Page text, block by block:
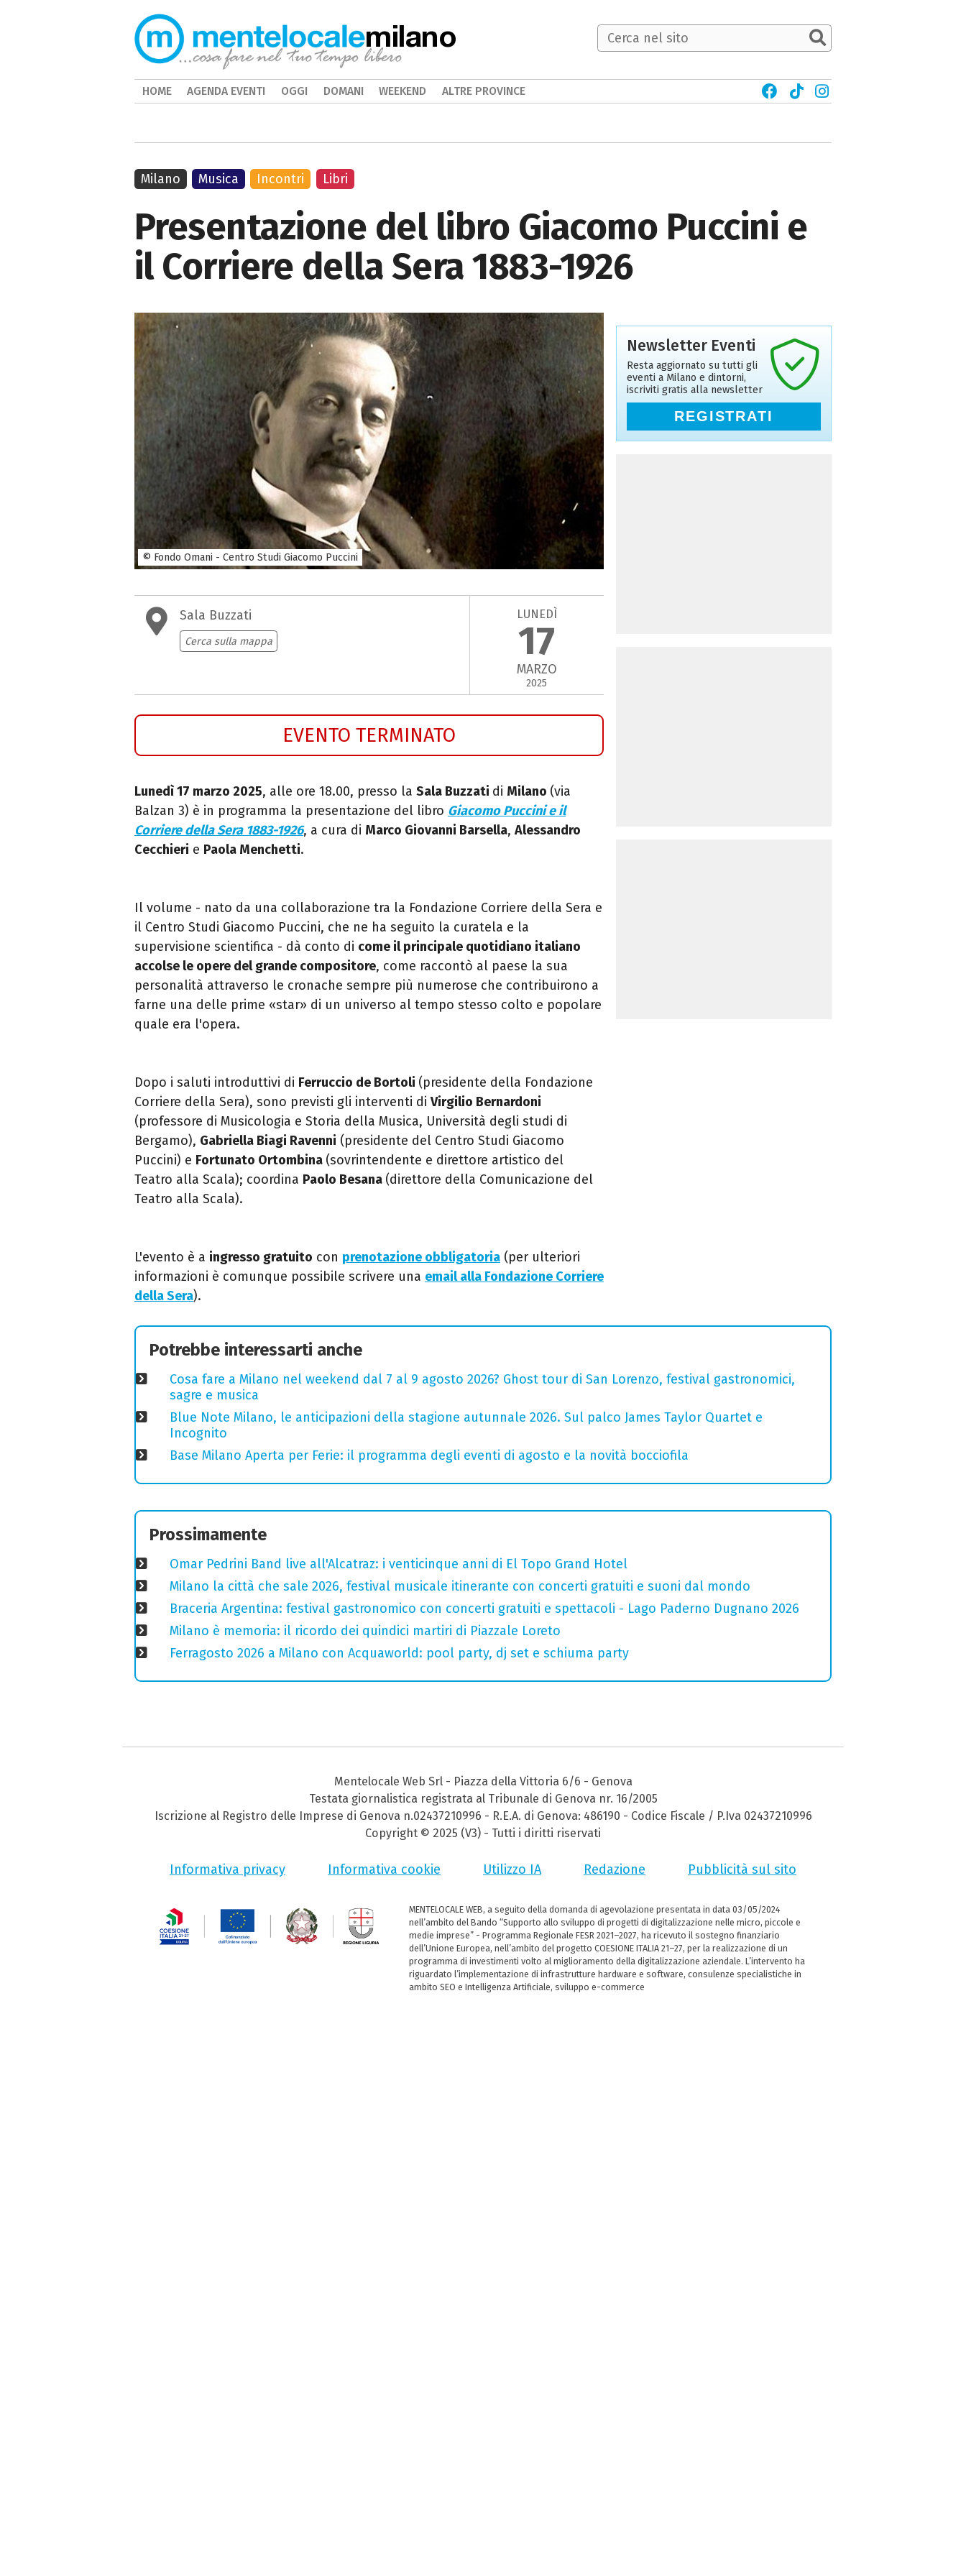
Presentazione del libro Giacomo Puccini e
il Corriere della Sera 1883-1926
© Fondo Omani - Centro Studi Giacomo Puccini
Sala Buzzati
Cerca sulla mappa
LUNEDÌ
17
MARZO
2025
EVENTO TERMINATO
Lunedì 17 marzo 2025, alle ore 18.00, presso la Sala Buzzati di Milano (via
Balzan 3) è in programma la presentazione del libro Giacomo Puccini e il
Corriere della Sera 1883-1926, a cura di Marco Giovanni Barsella, Alessandro
Cecchieri e Paola Menchetti.
Il volume - nato da una collaborazione tra la Fondazione Corriere della Sera e
il Centro Studi Giacomo Puccini, che ne ha seguito la curatela e la
supervisione scientifica - dà conto di come il principale quotidiano italiano
accolse le opere del grande compositore, come raccontò al paese la sua
personalità attraverso le cronache sempre più numerose che contribuirono a
farne una delle prime «star» di un universo al tempo stesso colto e popolare
quale era l'opera.
Dopo i saluti introduttivi di Ferruccio de Bortoli (presidente della Fondazione
Corriere della Sera), sono previsti gli interventi di Virgilio Bernardoni
(professore di Musicologia e Storia della Musica, Università degli studi di
Bergamo), Gabriella Biagi Ravenni (presidente del Centro Studi Giacomo
Puccini) e Fortunato Ortombina (sovrintendente e direttore artistico del
Teatro alla Scala); coordina Paolo Besana (direttore della Comunicazione del
Teatro alla Scala).
L'evento è a ingresso gratuito con prenotazione obbligatoria (per ulteriori
informazioni è comunque possibile scrivere una email alla Fondazione Corriere
della Sera).
Milano Musica Incontri Libri
Newsletter Eventi
Resta aggiornato su tutti gli
eventi a Milano e dintorni,
iscriviti gratis alla newsletter
REGISTRATI
Potrebbe interessarti anche
Cosa fare a Milano nel weekend dal 7 al 9 agosto 2026? Ghost tour di San Lorenzo, festival gastronomici,
sagre e musica
Blue Note Milano, le anticipazioni della stagione autunnale 2026. Sul palco James Taylor Quartet e
Incognito
Base Milano Aperta per Ferie: il programma degli eventi di agosto e la novità bocciofila
Prossimamente
Omar Pedrini Band live all'Alcatraz: i venticinque anni di El Topo Grand Hotel
Milano la città che sale 2026, festival musicale itinerante con concerti gratuiti e suoni dal mondo
Braceria Argentina: festival gastronomico con concerti gratuiti e spettacoli - Lago Paderno Dugnano 2026
Milano è memoria: il ricordo dei quindici martiri di Piazzale Loreto
Ferragosto 2026 a Milano con Acquaworld: pool party, dj set e schiuma party
milano
HOME AGENDA EVENTI OGGI DOMANI WEEKEND ALTRE PROVINCE
Mentelocale Web Srl - Piazza della Vittoria 6/6 - Genova
Testata giornalistica registrata al Tribunale di Genova nr. 16/2005
Iscrizione al Registro delle Imprese di Genova n.02437210996 - R.E.A. di Genova: 486190 - Codice Fiscale / P.Iva 02437210996
Copyright © 2025 (V3) - Tutti i diritti riservati
Informativa privacy Informativa cookie Utilizzo IA Redazione Pubblicità sul sito
MENTELOCALE WEB, a seguito della domanda di agevolazione presentata in data 03/05/2024
nell’ambito del Bando “Supporto allo sviluppo di progetti di digitalizzazione nelle micro, piccole e
medie imprese” - Programma Regionale FESR 2021–2027, ha ricevuto il sostegno finanziario
dell’Unione Europea, nell’ambito del progetto COESIONE ITALIA 21–27, per la realizzazione di un
programma di investimenti volto al miglioramento della digitalizzazione aziendale. L’intervento ha
riguardato l’implementazione di infrastrutture hardware e software, consulenze specialistiche in
ambito SEO e Intelligenza Artificiale, sviluppo e-commerce